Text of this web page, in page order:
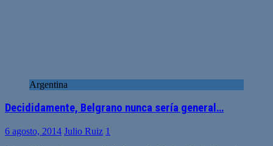
Argentina
Decididamente, Belgrano nunca sería general…
6 agosto, 2014 Julio Ruiz 1